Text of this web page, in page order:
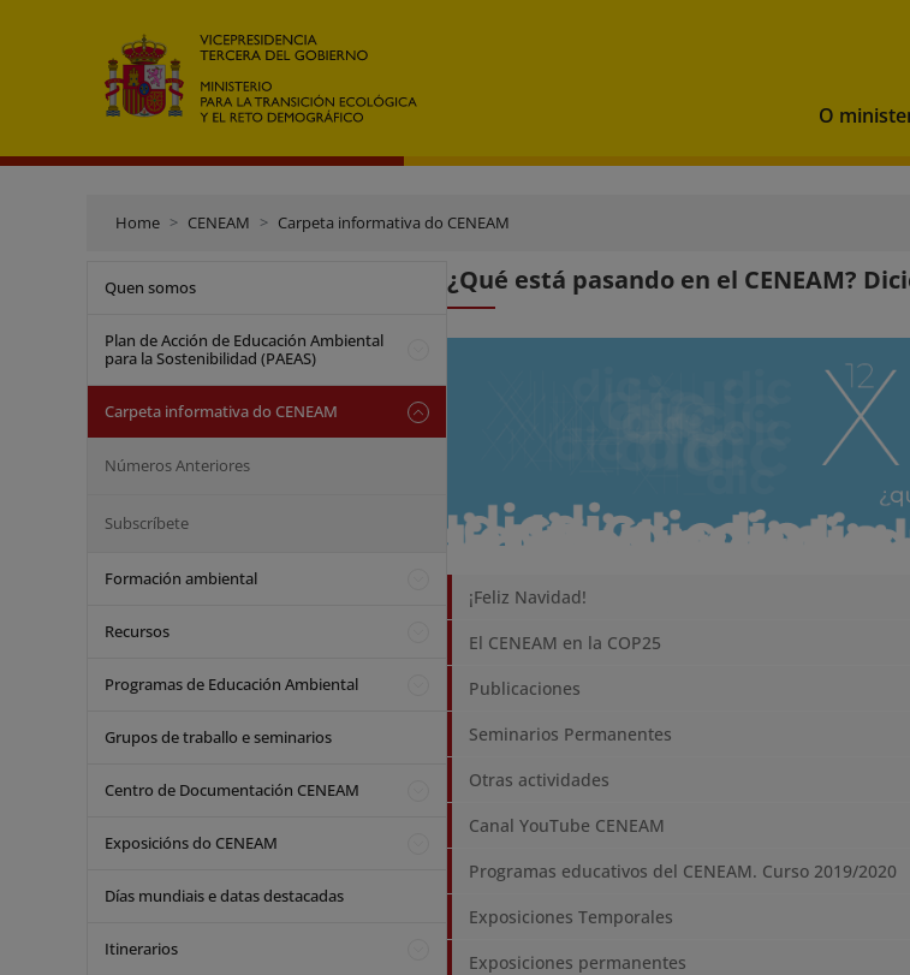
O
Home CENEAM Carpeta informativa do CENEAM
Quen somos
Plan de Acción de Educación Ambiental
para la Sostenibilidad (PAEAS)
Carpeta informativa do CENEAM
Números Anteriores
Subscríbete
Formación ambiental
Recursos
Programas de Educación Ambiental
Grupos de traballo e seminarios
Centro de Documentación CENEAM
Exposicións do CENEAM
Días mundiais e datas destacadas
Itinerarios
¿Qué está pasando en el CENEAM?
¡Feliz Navidad!
El CENEAM en la COP25
Publicaciones
Seminarios Permanentes
Otras actividades
Canal YouTube CENEAM
Programas educativos del CENEAM. Curso 2019/2020
Exposiciones Temporales
Exposiciones permanentes